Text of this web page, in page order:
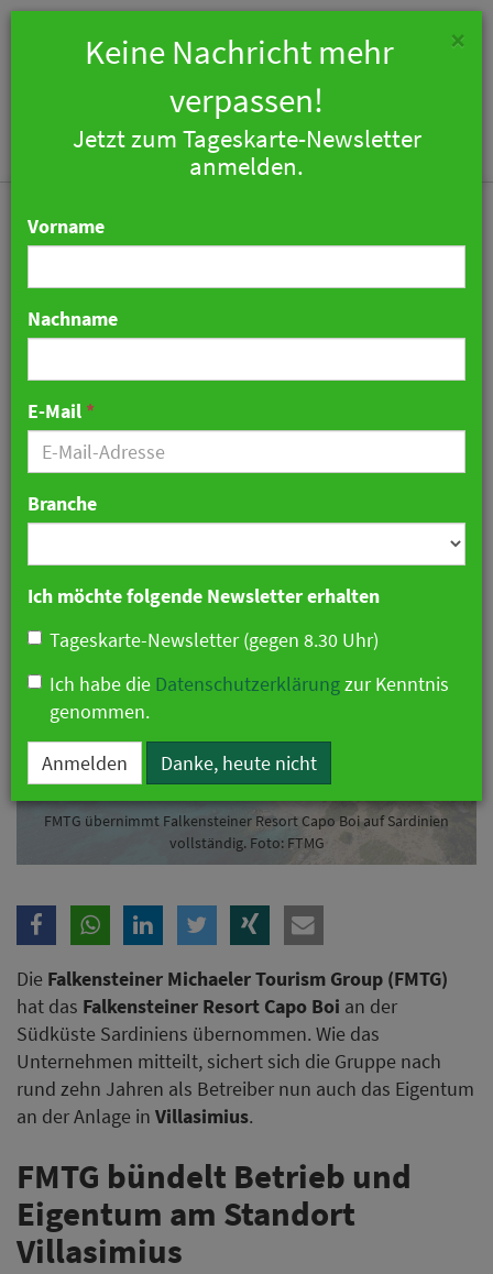
FMTG übernimmt
Falkensteiner Resort Capo
Boi auf Sardinien
vollständig
23. April 2026 07:25 Uhr| Hotellerie
FMTG übernimmt Falkensteiner Resort Capo Boi auf Sardinien
vollständig. Foto: FTMG
Die Falkensteiner Michaeler Tourism Group (FMTG)
hat das Falkensteiner Resort Capo Boi an der
Südküste Sardiniens übernommen. Wie das
Unternehmen mitteilt, sichert sich die Gruppe nach
rund zehn Jahren als Betreiber nun auch das Eigentum
an der Anlage in Villasimius.
FMTG bündelt Betrieb und
Eigentum am Standort
Villasimius
×
Keine Nachricht mehr
verpassen!
Jetzt zum Tageskarte-Newsletter
anmelden.
Vorname
Nachname
E-Mail *
Branche
Ich möchte folgende Newsletter erhalten
Tageskarte-Newsletter (gegen 8.30 Uhr)
Ich habe die Datenschutzerklärungzur Kenntnis
genommen.
Anmelden Danke, heute nicht